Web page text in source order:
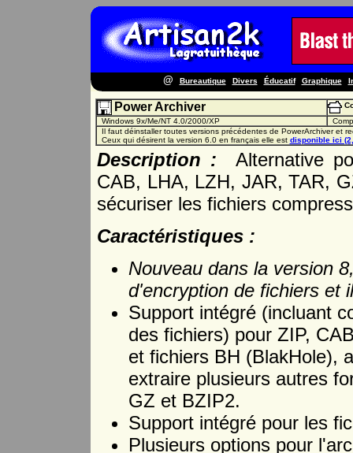
@ Bureautique Divers Éducatif Graphique
Power Archiver
Windows 9x/Me/NT 4.0/2000/XP
Il faut déinstaller toutes versions précédentes de PowerArchiver et
Ceux qui désirent la version 6.0 en français elle est disponible ici
Description : Alternative
CAB, LHA, LZH, JAR, TAR,
sécuriser les fichiers
Caractéristiques :
Nouveau dans la version
d'encryption de fichiers et
Support intégré (incluant
des fichiers) pour ZIP,
et fichiers BH (BlakHole),
extraire plusieurs autres
GZ et BZIP2.
Support intégré pour les
Plusieurs options pour